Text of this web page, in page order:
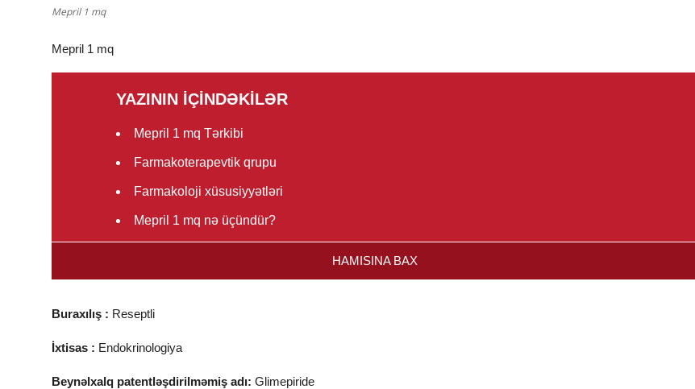
Mepril 1 mq
Mepril 1 mq
YAZININ İÇİNDƏKİLƏR
Mepril 1 mq Tərkibi
Farmakoterapevtik qrupu
Farmakoloji xüsusiyyətləri
Mepril 1 mq nə üçündür?
Mepril 1 mq Əks göstərişlər
Xüsusi göstərişlər
HAMISINA BAX
Buraxılış : Reseptli
İxtisas : Endokrinologiya
Beynəlxalq patentləşdirilməmiş adı: Glimepiride